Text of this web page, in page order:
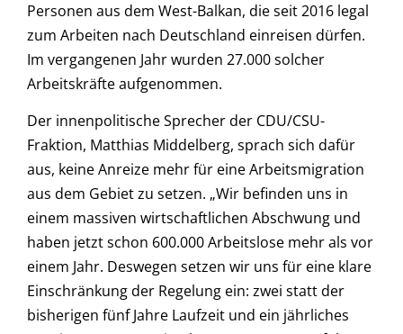
Personen aus dem West-Balkan, die seit 2016 legal
zum Arbeiten nach Deutschland einreisen dürfen.
Im vergangenen Jahr wurden 27.000 solcher
Arbeitskräfte aufgenommen.
Der innenpolitische Sprecher der CDU/CSU-
Fraktion, Matthias Middelberg, sprach sich dafür
aus, keine Anreize mehr für eine Arbeitsmigration
aus dem Gebiet zu setzen. „Wir befinden uns in
einem massiven wirtschaftlichen Abschwung und
haben jetzt schon 600.000 Arbeitslose mehr als vor
einem Jahr. Deswegen setzen wir uns für eine klare
Einschränkung der Regelung ein: zwei statt der
bisherigen fünf Jahre Laufzeit und ein jährliches